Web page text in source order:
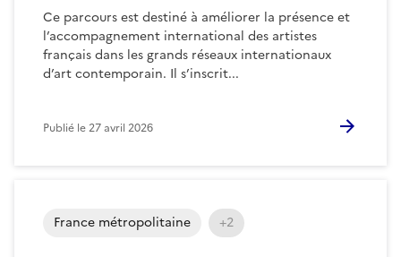
Ce parcours est destiné à améliorer la présence et
l’accompagnement international des artistes
français dans les grands réseaux internationaux
d’art contemporain. Il s’inscrit...
Publié le27 avril 2026
France métropolitaine +2